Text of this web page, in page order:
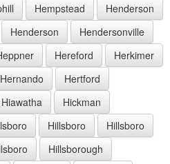
Hempstead
Henderson
Henderson
Hendersonville
Hereford
Herkimer
Hernando
Hertford
Hiawatha
Hickman
Hillsboro
Hillsboro
Hillsborough